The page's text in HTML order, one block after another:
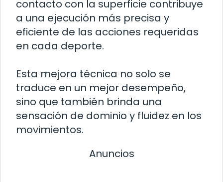
contacto con la superficie contribuye
a una ejecución más precisa y
eficiente de las acciones requeridas
en cada deporte.
Esta mejora técnica no solo se
traduce en un mejor desempeño,
sino que también brinda una
sensación de dominio y fluidez en los
movimientos.
Anuncios